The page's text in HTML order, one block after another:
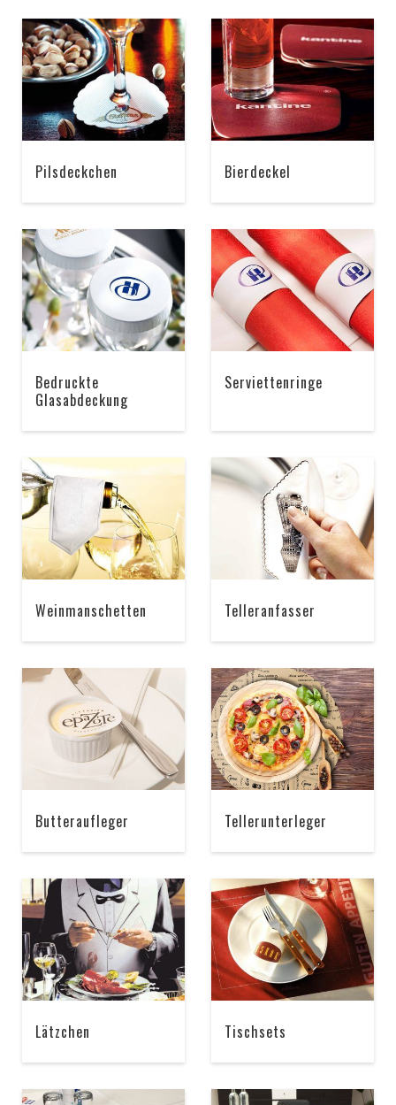
Pilsdeckchen Bierdeckel
Bedruckte
Glasabdeckung
Serviettenringe
Weinmanschetten Telleranfasser
Butteraufleger Tellerunterleger
Lätzchen Tischsets